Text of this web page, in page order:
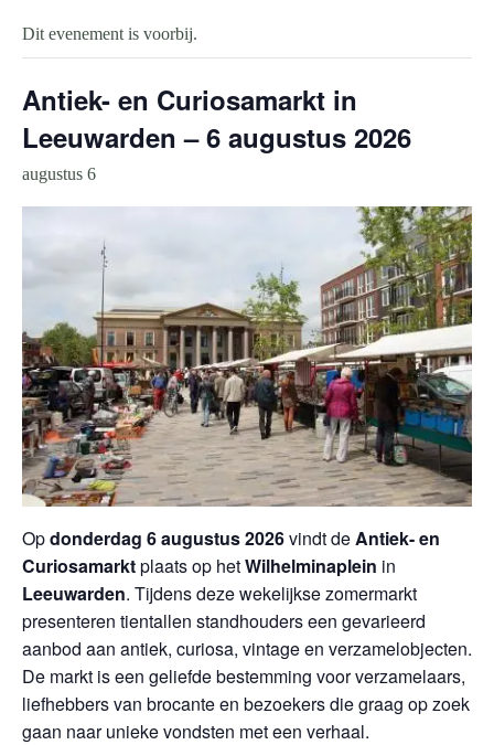
Dit evenement is voorbij.
Antiek- en Curiosamarkt in
Leeuwarden – 6 augustus 2026
augustus 6
Opdonderdag 6 augustus 2026vindt deAntiek- en
Curiosamarktplaats op hetWilhelminaplein in
Leeuwarden. Tijdens deze wekelijkse zomermarkt
presenteren tientallen standhouders een gevarieerd
aanbod aan antiek, curiosa, vintage en verzamelobjecten.
De markt is een geliefde bestemming voor verzamelaars,
liefhebbers van brocante en bezoekers die graag op zoek
gaan naar unieke vondsten met een verhaal.